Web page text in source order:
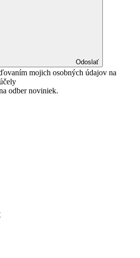
Odoslať
mojich osobných údajov na
odber noviniek.